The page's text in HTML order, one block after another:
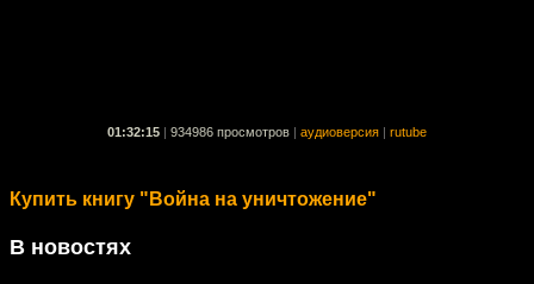
01:32:15 934986 просмотров аудиоверсия rutube
Купить книгу "Война на уничтожение"
В новостях